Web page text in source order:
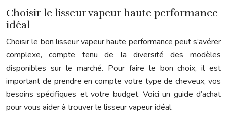
Choisir le lisseur vapeur haute performance
idéal
Choisir le bon lisseur vapeur haute performance peut s’avérer
complexe, compte tenu de la diversité des modèles
disponibles sur le marché. Pour faire le bon choix, il est
important de prendre en compte votre type de cheveux, vos
besoins spécifiques et votre budget. Voici un guide d’achat
pour vous aider à trouver le lisseur vapeur idéal.